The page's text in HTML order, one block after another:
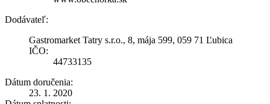
Dodávateľ:
Gastromarket Tatry s.r.o., 8, mája 599, 059 71 Ľubica
IČO:
44733135
Dátum doručenia:
23. 1. 2020